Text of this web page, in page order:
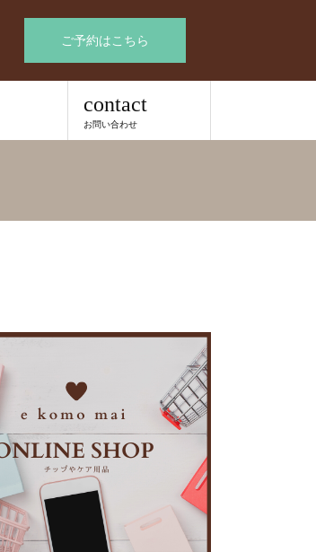
ご予約はこちら
contact
お問い合わせ